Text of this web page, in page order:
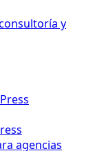
y
agencias